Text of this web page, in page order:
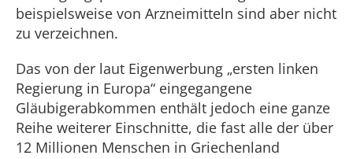
beispielsweise von Arzneimitteln sind aber nicht
zu verzeichnen.
Das von der laut Eigenwerbung „ersten linken
Regierung in Europa“ eingegangene
Gläubigerabkommen enthält jedoch eine ganze
Reihe weiterer Einschnitte, die fast alle der über
12 Millionen Menschen in Griechenland